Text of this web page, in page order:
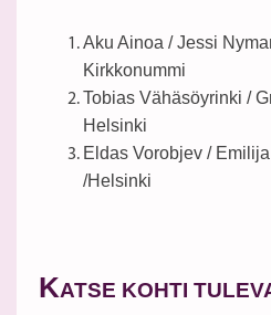
Aku Ainoa / Jessi
Kirkkonummi
Tobias Vähäsöyrinki /
Helsinki
Eldas Vorobjev /
/Helsinki
KATSE KOHTI